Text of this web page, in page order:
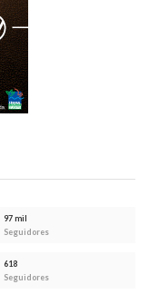
97 mil
Seguidores
618
Seguidores